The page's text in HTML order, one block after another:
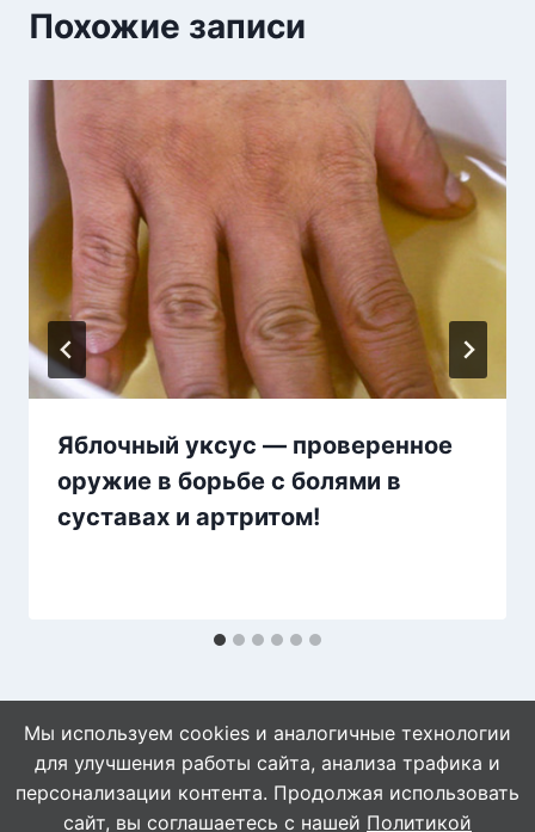
Похожие записи
Яблочный уксус — проверенное
оружие в борьбе с болями в
суставах и артритом!
Мы используем cookies и аналогичные технологии
для улучшения работы сайта, анализа трафика и
персонализации контента. Продолжая использовать
сайт, вы соглашаетесь с нашей Политикой